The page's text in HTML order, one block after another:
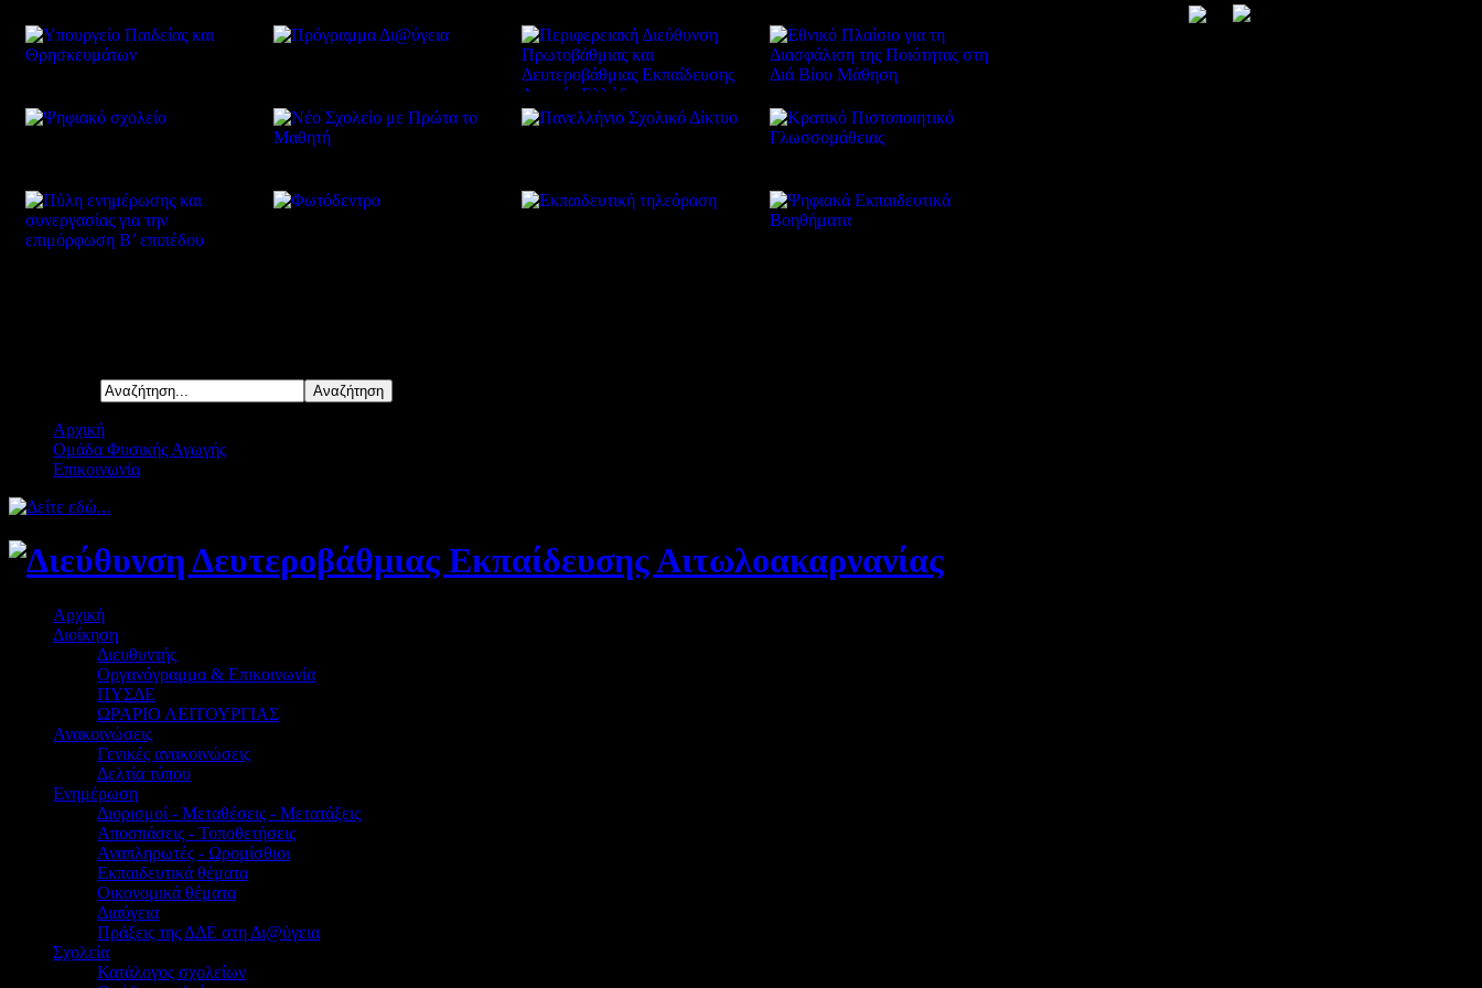
Αρχική
Ομάδα Φυσικής Αγωγής
Επικοινωνία
Αρχική
Διοίκηση
Διευθυντής
Οργανόγραμμα & Επικοινωνία
ΠΥΣΔΕ
ΩΡΑΡΙΟ ΛΕΙΤΟΥΡΓΙΑΣ
Ανακοινώσεις
Γενικές ανακοινώσεις
Δελτία τύπου
Ενημέρωση
Διορισμοί - Μεταθέσεις - Μετατάξεις
Αποσπάσεις - Τοποθετήσεις
Αναπληρωτές - Ωρομίσθιοι
Εκπαιδευτικά θέματα
Οικονομικά θέματα
Διαύγεια
Πράξεις της ΔΔΕ στη Δι@ύγεια
Σχολεία
Κατάλογος σχολείων